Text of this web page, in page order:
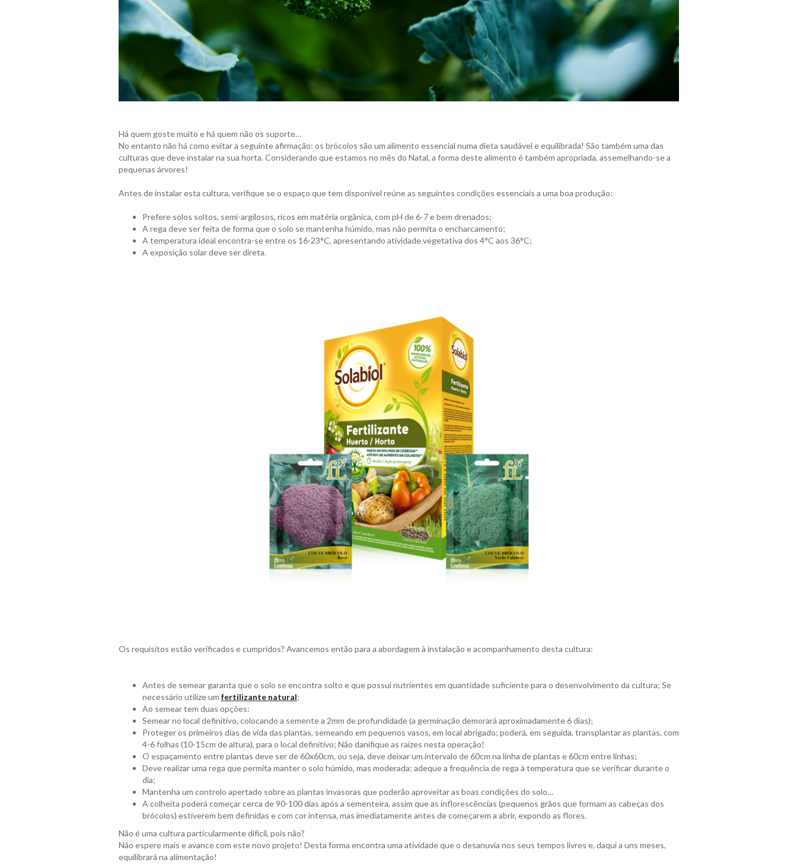
Há quem goste muito e há quem não os suporte…
No entanto não há como evitar a seguinte afirmação: os brócolos são um alimento essencial numa dieta saudável e equilibrada! São também uma das
culturas que deve instalar na sua horta. Considerando que estamos no mês do Natal, a forma deste alimento é também apropriada, assemelhando-se a
pequenas árvores!
Antes de instalar esta cultura, verifique se o espaço que tem disponível reúne as seguintes condições essenciais a uma boa produção:
Prefere solos soltos, semi-argilosos, ricos em matéria orgânica, com pH de 6-7 e bem drenados;
A rega deve ser feita de forma que o solo se mantenha húmido, mas não permita o encharcamento;
A temperatura ideal encontra-se entre os 16-23°C, apresentando atividade vegetativa dos 4°C aos 36°C;
A exposição solar deve ser direta.
Os requisitos estão verificados e cumpridos? Avancemos então para a abordagem à instalação e acompanhamento desta cultura:
Antes de semear garanta que o solo se encontra solto e que possui nutrientes em quantidade suficiente para o desenvolvimento da cultura; Se
necessário utilize um fertilizante natural;
Ao semear tem duas opções:
Semear no local definitivo, colocando a semente a 2mm de profundidade (a germinação demorará aproximadamente 6 dias);
Proteger os primeiros dias de vida das plantas, semeando em pequenos vasos, em local abrigado; poderá, em seguida, transplantar as plantas, com
4-6 folhas (10-15cm de altura), para o local definitivo; Não danifique as raízes nesta operação!
O espaçamento entre plantas deve ser de 60x60cm, ou seja, deve deixar um intervalo de 60cm na linha de plantas e 60cm entre linhas;
Deve realizar uma rega que permita manter o solo húmido, mas moderada; adeque a frequência de rega à temperatura que se verificar durante o
dia;
Mantenha um controlo apertado sobre as plantas invasoras que poderão aproveitar as boas condições do solo…
A colheita poderá começar cerca de 90-100 dias após a sementeira, assim que as inflorescências (pequenos grãos que formam as cabeças dos
brócolos) estiverem bem definidas e com cor intensa, mas imediatamente antes de começarem a abrir, expondo as flores.
Não é uma cultura particularmente difícil, pois não?
Não espere mais e avance com este novo projeto! Desta forma encontra uma atividade que o desanuvia nos seus tempos livres e, daqui a uns meses,
equilibrará na alimentação!